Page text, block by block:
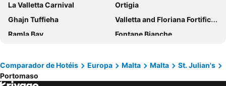
Verdi St George's Bay Marina
Vivaldi Hotel
Soreda Hotel
Cavalieri Hotel Malta, a member of Radisson Individuals
Bayview Hotel by ST Hotels
Beach Garden Hotel
Malta Marriott Resort & Spa
Canifor Hotel
Radisson Blu Resort, Malta St. Julian's
La Valletta Carnival
Ortigia
Ghajn Tuffieha
Valletta and Floriana Fortifications
Ramla Bay
Fontane Bianche
Sicilia Fashion Village
Spiaggia di San Leone
Balluta Bay
Comparador de Hotéis Europa Malta Malta
St. Julian's
Portomaso